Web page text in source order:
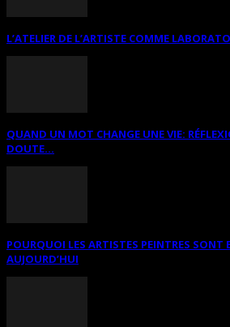
L’ATELIER DE L’ARTISTE COMME
QUAND UN MOT CHANGE UNE VIE:
DOUTE...
POURQUOI LES ARTISTES PEINTRES SONT
AUJOURD’HUI